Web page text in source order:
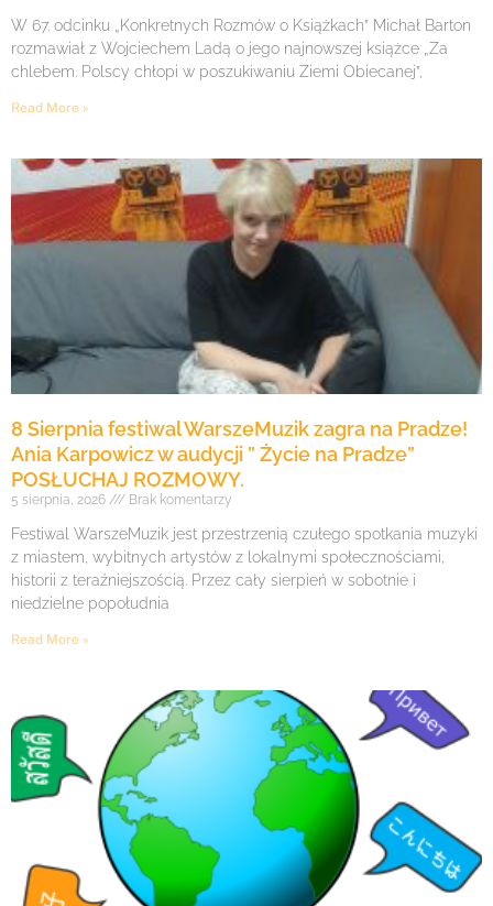
W 67. odcinku „Konkretnych Rozmów o Książkach” Michał Barton
rozmawiał z Wojciechem Ladą o jego najnowszej książce „Za
chlebem. Polscy chłopi w poszukiwaniu Ziemi Obiecanej”,
Read More »
8 Sierpnia festiwal WarszeMuzik zagra na Pradze!
Ania Karpowicz w audycji ” Życie na Pradze”
POSŁUCHAJ ROZMOWY.
5 sierpnia, 2026 Brak komentarzy
Festiwal WarszeMuzik jest przestrzenią czułego spotkania muzyki
z miastem, wybitnych artystów z lokalnymi społecznościami,
historii z teraźniejszością. Przez cały sierpień w sobotnie i
niedzielne popołudnia
Read More »